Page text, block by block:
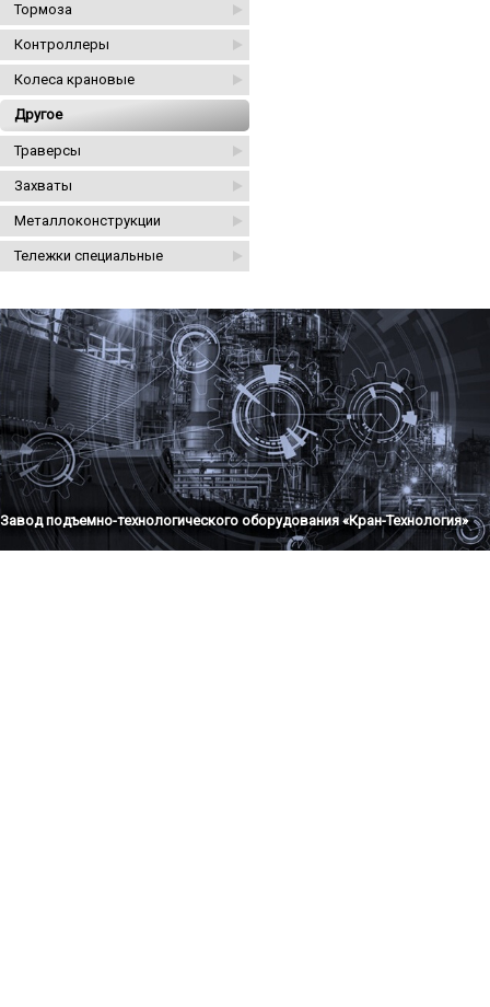
Тормоза
Контроллеры
Колеса крановые
Другое
Траверсы
Захваты
Металлоконструкции
Тележки специальные
Завод подъемно-технологического оборудования «Кран-Технология»